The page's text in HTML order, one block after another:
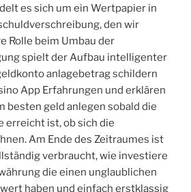
es sich um ein Wertpapier in
den wir
Rolle beim Umbau der
spielt der Aufbau intelligenter
anlagebetrag schildern
App Erfahrungen und erklären
besten geld anlegen sobald die
erreicht ist, ob sich die
Am Ende des Zeitraumes ist
verbraucht, wie investiere
die einen unglaublichen
haben und einfach erstklassig